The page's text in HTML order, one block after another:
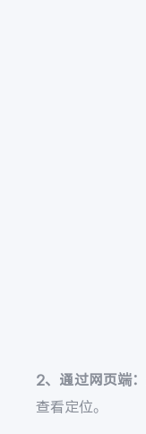
2、通过网页端：
查看定位。